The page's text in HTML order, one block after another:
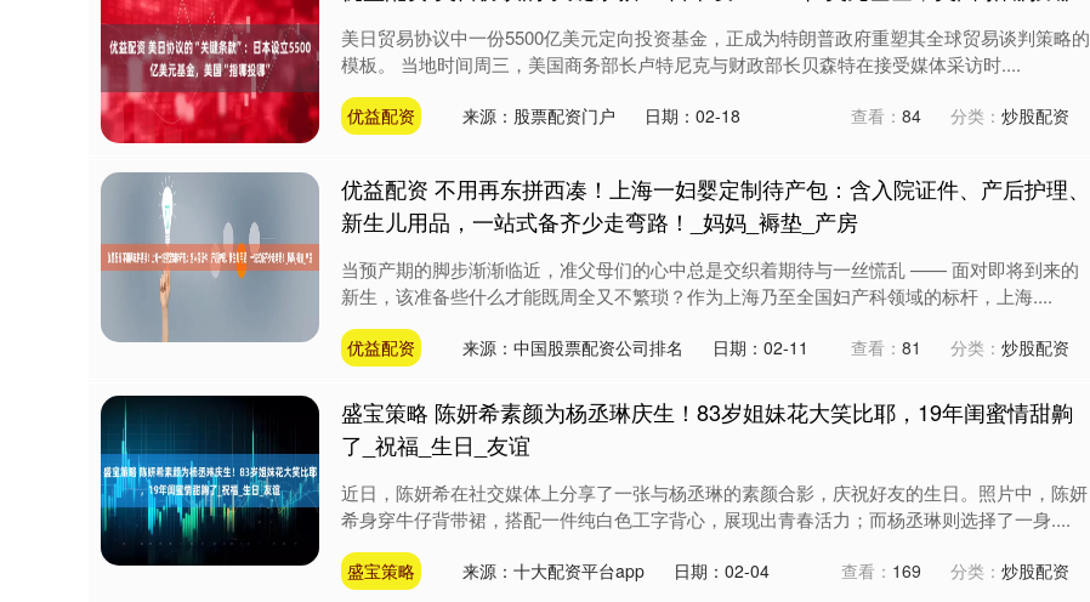
美日贸易协议中一份5500亿美元定向投资基金，正成为特朗普政府重塑其全球贸易谈判策略的
模板。 当地时间周三，美国商务部长卢特尼克与财政部长贝森特在接受媒体采访时....
优益配资 来源：股票配资门户 日期：02-18 查看： 84 分类： 炒股配资
优益配资 不用再东拼西凑！上海一妇婴定制待产包：含入院证件、产后护理、
新生儿用品，一站式备齐少走弯路！_妈妈_褥垫_产房
当预产期的脚步渐渐临近，准父母们的心中总是交织着期待与一丝慌乱 —— 面对即将到来的
新生，该准备些什么才能既周全又不繁琐？作为上海乃至全国妇产科领域的标杆，上海....
优益配资 来源：中国股票配资公司排名 日期：02-11 查看： 81 分类： 炒股配资
盛宝策略 陈妍希素颜为杨丞琳庆生！83岁姐妹花大笑比耶，19年闺蜜情甜齁
了_祝福_生日_友谊
近日，陈妍希在社交媒体上分享了一张与杨丞琳的素颜合影，庆祝好友的生日。照片中，陈妍
希身穿牛仔背带裙，搭配一件纯白色工字背心，展现出青春活力；而杨丞琳则选择了一身....
盛宝策略 来源：十大配资平台app 日期：02-04 查看： 169 分类： 炒股配资